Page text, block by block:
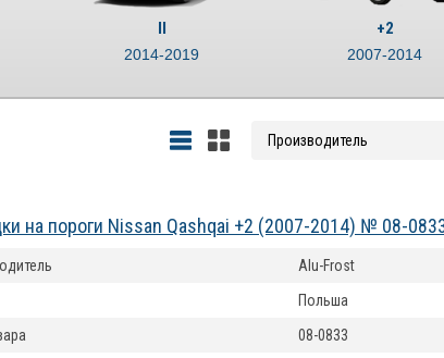
II
2014-2019
+2
2007-2014
на пороги Nissan Qashqai +2 (2007-2014) № 08-
Alu-Frost
Польша
08-0833